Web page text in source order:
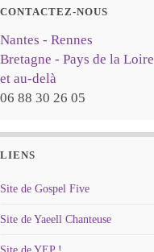
CONTACTEZ-NOUS
Nantes - Rennes
Bretagne - Pays de la Loire
et au-delà
06 88 30 26 05
LIENS
Site de Gospel Five
Site de Yaeell Chanteuse